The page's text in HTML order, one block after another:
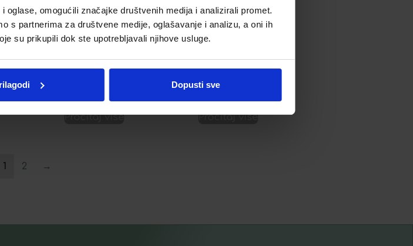
omogućili značajke društvenih medija i analizirali promet.
s partnerima za društvene medije, oglašavanje i analizu, a oni ih
su prikupili dok ste upotrebljavali njihove usluge.
Dopusti sve
CAUDALIE SOLEIL DES
VIGNES ULJE ELIKSIR
32,06€
Pročitaj više
CAUDALIE VINOSOURCE
HYDRA PAKET
37,13
Dodaj u listu želja
Pročitaj više
1 2 →